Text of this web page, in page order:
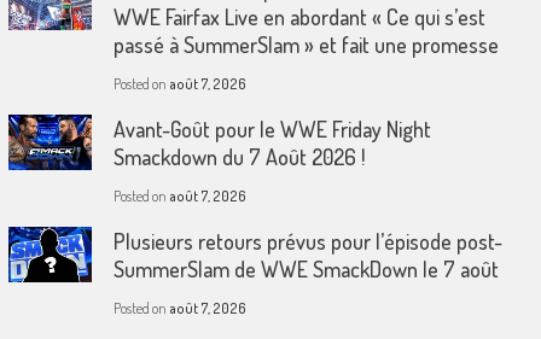
WWE Fairfax Live en abordant « Ce qui s’est
passé à SummerSlam » et fait une promesse
Posted on août 7, 2026
Avant-Goût pour le WWE Friday Night
Smackdown du 7 Août 2026 !
Posted on août 7, 2026
Plusieurs retours prévus pour l’épisode post-
SummerSlam de WWE SmackDown le 7 août
Posted on août 7, 2026